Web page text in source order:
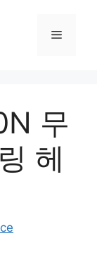
Menu
무
헤